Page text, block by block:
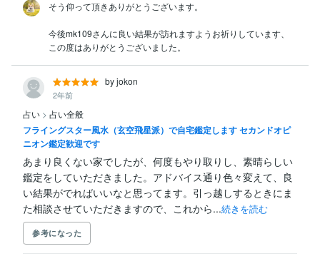
そう仰って頂きありがとうございます。
今後mk109さんに良い結果が訪れますようお祈りしています、
この度はありがとうございました。
by jokon
2年前
占い > 占い全般
フライングスター風水（玄空飛星派）で自宅鑑定します セカンドオピ
ニオン鑑定歓迎です
あまり良くない家でしたが、何度もやり取りし、素晴らしい
鑑定をしていただきました。アドバイス通り色々変えて、良
い結果がでればいいなと思ってます。引っ越しするときにま
た相談させていただきますので、これから...続きを読む
参考になった